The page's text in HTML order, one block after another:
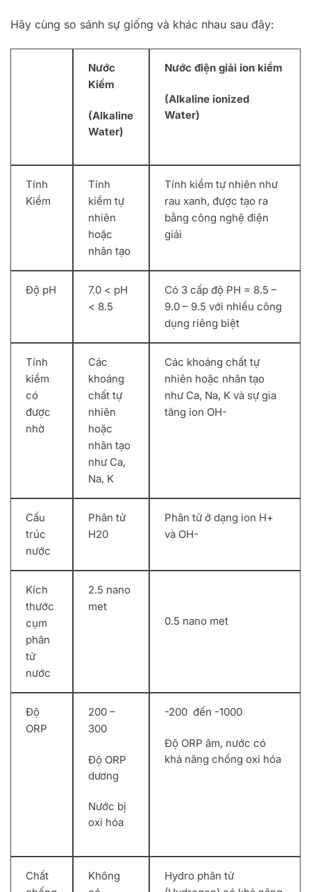
Hãy cùng so sánh sự giống và khác nhau sau đây:
Nước
Kiềm
(Alkaline
Water)
Nước điện giải ion kiềm
(Alkaline ionized
Water)
Tính
Kiềm
Tính
kiềm tự
nhiên
hoặc
nhân tạo
Tính kiềm tự nhiên như
rau xanh, được tạo ra
bằng công nghệ điện
giải
Độ pH
7.0 < pH
< 8.5
Có 3 cấp độ PH = 8.5 –
9.0 – 9.5 với nhiều công
dụng riêng biệt
Tính
kiềm
có
được
nhờ
Các
khoáng
chất tự
nhiên
hoặc
nhân tạo
như Ca,
Na, K
Các khoáng chất tự
nhiên hoặc nhân tạo
như Ca, Na, K và sự gia
tăng ion OH-
Cấu
trúc
nước
Phân tử
H20
Phân tử ở dạng ion H+
và OH-
Kích
thước
cụm
phân
tử
nước
2.5 nano
met
0.5 nano met
Độ
ORP
200 –
300
Độ ORP
dương
Nước bị
oxi hóa
-200 đến -1000
Độ ORP âm, nước có
khả năng chống oxi hóa
Chất
Không
Hydro phân tử